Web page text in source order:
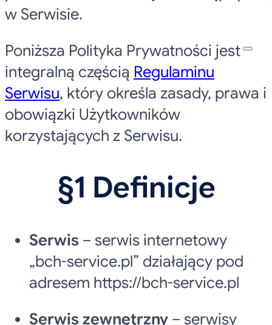
w Serwisie.
Poniższa Polityka Prywatności jest
integralną częścią Regulaminu
Serwisu, który określa zasady, prawa i
obowiązki Użytkowników
korzystających z Serwisu.
§1 Definicje
Serwis – serwis internetowy
„bch-service.pl” działający pod
adresem https://bch-service.pl
Serwis zewnętrzny – serwisy